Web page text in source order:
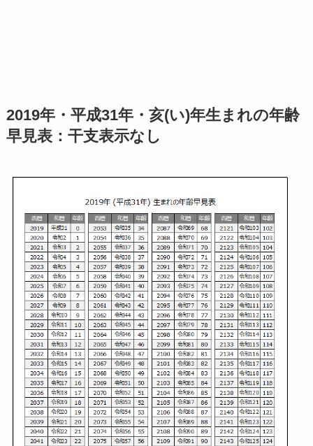
2019年・平成31年・亥(い)年生まれの年齢
早見表：干支表示なし